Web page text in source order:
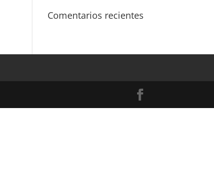
Comentarios recientes